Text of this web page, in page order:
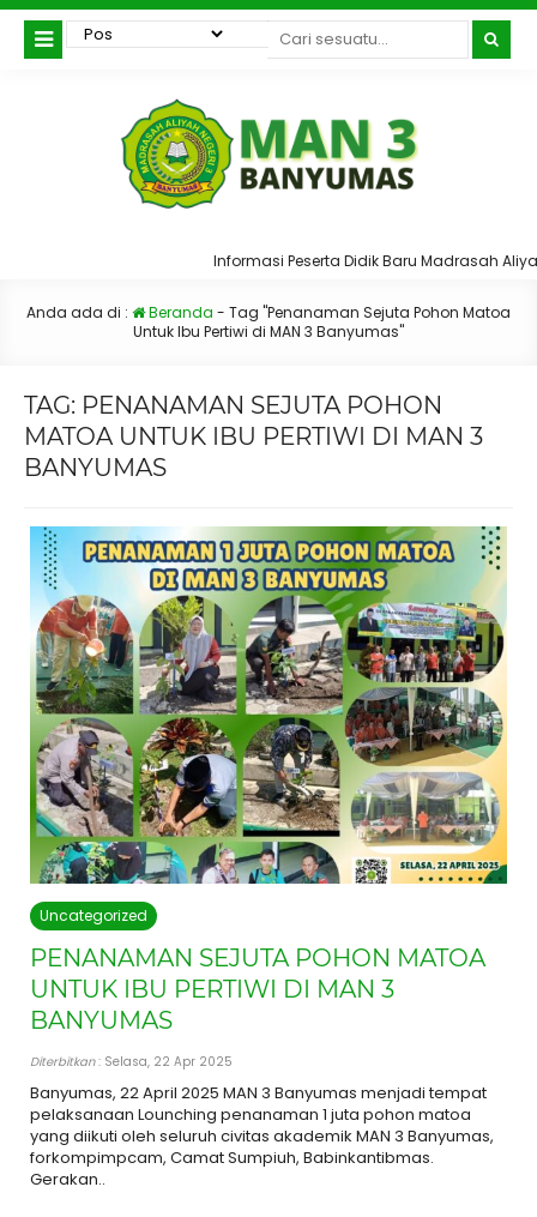
Informasi Peserta Didik Baru Madrasah
Anda ada di : Beranda - Tag "Penanaman Sejuta Pohon Matoa
Untuk Ibu Pertiwi di MAN 3 Banyumas"
TAG: PENANAMAN SEJUTA POHON
MATOA UNTUK IBU PERTIWI DI MAN 3
BANYUMAS
Uncategorized
PENANAMAN SEJUTA POHON MATOA
UNTUK IBU PERTIWI DI MAN 3
BANYUMAS
Diterbitkan: Selasa, 22 Apr 2025
Banyumas, 22 April 2025 MAN 3 Banyumas menjadi tempat
pelaksanaan Lounching penanaman 1 juta pohon matoa
yang diikuti oleh seluruh civitas akademik MAN 3 Banyumas,
forkompimpcam, Camat Sumpiuh, Babinkantibmas.
Gerakan..